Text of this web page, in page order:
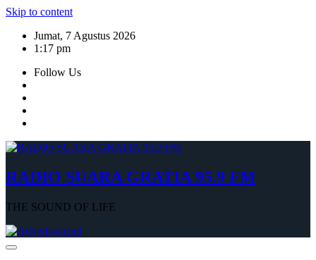
Skip to content
Jumat, 7 Agustus 2026
1:17 pm
Follow Us
RADIO SUARA GRATIA 95.9 FM
THE SOUND OF LIFE